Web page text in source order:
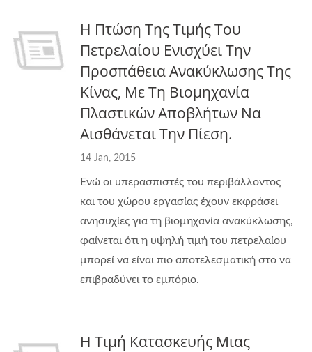
Η Πτώση Της Τιμής Του
Πετρελαίου Ενισχύει Την
Προσπάθεια Ανακύκλωσης Της
Κίνας, Με Τη Βιομηχανία
Πλαστικών Αποβλήτων Να
Αισθάνεται Την Πίεση.
14 Jan, 2015
Ενώ οι υπερασπιστές του περιβάλλοντος
και του χώρου εργασίας έχουν εκφράσει
ανησυχίες για τη βιομηχανία ανακύκλωσης,
φαίνεται ότι η υψηλή τιμή του πετρελαίου
μπορεί να είναι πιο αποτελεσματική στο να
επιβραδύνει το εμπόριο.
Η Τιμή Κατασκευής Μιας